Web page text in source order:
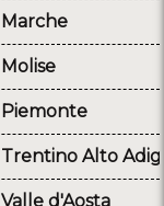
Marche
Molise
Piemonte
Trentino Alto Adige
Valle d'Aosta